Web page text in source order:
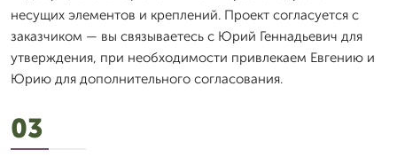
несущих элементов и креплений. Проект согласуется с
заказчиком — вы связываетесь с Юрий Геннадьевич для
утверждения, при необходимости привлекаем Евгению и
Юрию для дополнительного согласования.
03